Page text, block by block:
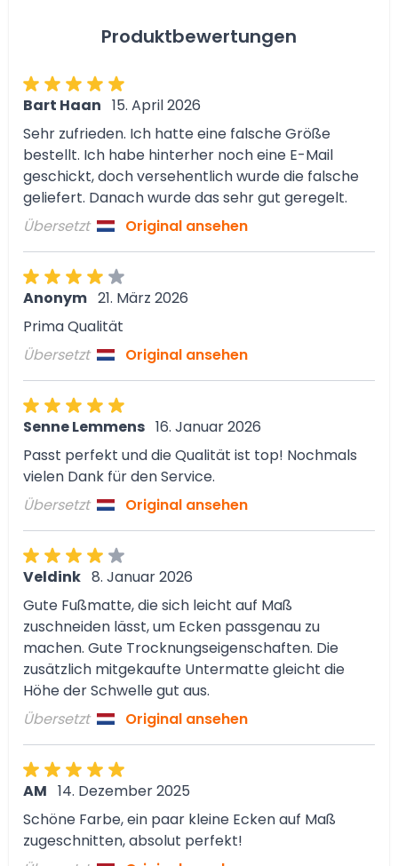
Produktbewertungen
Bart Haan 15. April 2026
Sehr zufrieden. Ich hatte eine falsche Größe
bestellt. Ich habe hinterher noch eine E-Mail
geschickt, doch versehentlich wurde die falsche
geliefert. Danach wurde das sehr gut geregelt.
Übersetzt
Original ansehen
Anonym 21. März 2026
Prima Qualität
Übersetzt
Original ansehen
Senne Lemmens 16. Januar 2026
Passt perfekt und die Qualität ist top! Nochmals
vielen Dank für den Service.
Übersetzt
Original ansehen
Veldink 8. Januar 2026
Gute Fußmatte, die sich leicht auf Maß
zuschneiden lässt, um Ecken passgenau zu
machen. Gute Trocknungseigenschaften. Die
zusätzlich mitgekaufte Untermatte gleicht die
Höhe der Schwelle gut aus.
Übersetzt
Original ansehen
AM 14. Dezember 2025
Schöne Farbe, ein paar kleine Ecken auf Maß
zugeschnitten, absolut perfekt!